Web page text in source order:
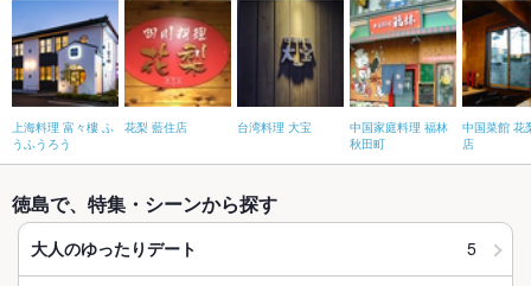
上海料理 富々樓 ふ
うふうろう
花梨 藍住店 台湾料理 大宝
中国家庭料理 福林
秋田町
中国菜館 花
店
徳島で、特集・シーンから探す
大人のゆったりデート 5